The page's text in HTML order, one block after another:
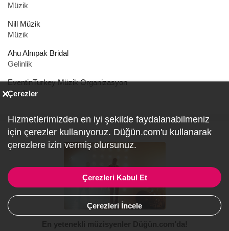
Müzik
Nill Müzik
Müzik
Ahu Alnıpak Bridal
Gelinlik
EventinTurkey Müzik Organizasyon
Müzik
Çerezler
Hizmetlerimizden en iyi şekilde faydalanabilmeniz
için çerezler kullanıyoruz. Düğün.com'u kullanarak
çerezlere izin vermiş olursunuz.
Çerezleri Kabul Et
Çerezleri İncele